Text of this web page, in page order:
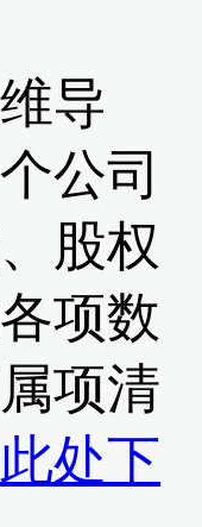
导
公司
股权
项数
项清
处下